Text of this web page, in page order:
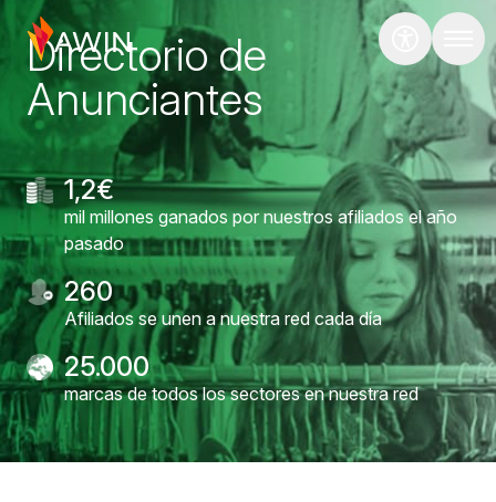
Directorio de
Anunciantes
1,2€
mil millones ganados por nuestros afiliados el año
pasado
260
Afiliados se unen a nuestra red cada día
25.000
marcas de todos los sectores en nuestra red